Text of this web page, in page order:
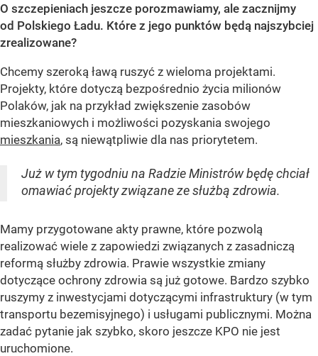
O szczepieniach jeszcze porozmawiamy, ale zacznijmy
od Polskiego Ładu. Które z jego punktów będą najszybciej
zrealizowane?
Chcemy szeroką ławą ruszyć z wieloma projektami.
Projekty, które dotyczą bezpośrednio życia milionów
Polaków, jak na przykład zwiększenie zasobów
mieszkaniowych i możliwości pozyskania swojego
mieszkania, są niewątpliwie dla nas priorytetem.
Już w tym tygodniu na Radzie Ministrów będę chciał
omawiać projekty związane ze służbą zdrowia.
Mamy przygotowane akty prawne, które pozwolą
realizować wiele z zapowiedzi związanych z zasadniczą
reformą służby zdrowia. Prawie wszystkie zmiany
dotyczące ochrony zdrowia są już gotowe. Bardzo szybko
ruszymy z inwestycjami dotyczącymi infrastruktury (w tym
transportu bezemisyjnego) i usługami publicznymi. Można
zadać pytanie jak szybko, skoro jeszcze KPO nie jest
uruchomione.